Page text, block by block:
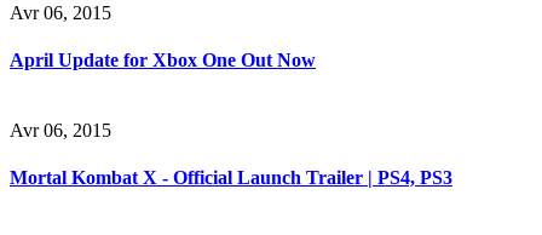
Avr 06, 2015
April Update for Xbox One Out Now
Avr 06, 2015
Mortal Kombat X - Official Launch Trailer | PS4, PS3